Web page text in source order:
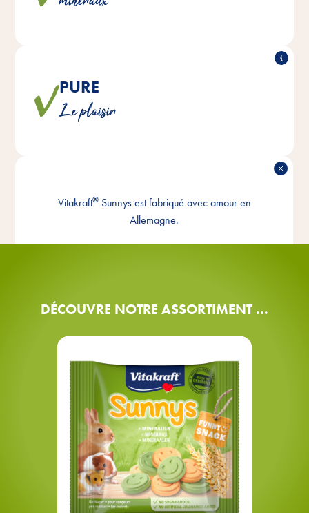
PURE
Le plaisir
Sunnys est fabriqué naturellement sans sucre
ajouté ni colorants ou conservateurs artificiels.
FABRIQUÉ EN
Vitakraft® Sunnys est fabriqué avec amour en
Allemagne.
DÉCOUVRE NOTRE ASSORTIMENT ...